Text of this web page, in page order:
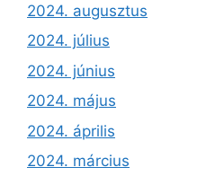
2024. augusztus
2024. július
2024. június
2024. május
2024. április
2024. március